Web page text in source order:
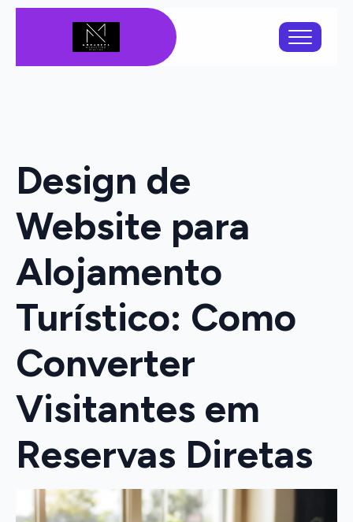
Design de
Website para
Alojamento
Turístico: Como
Converter
Visitantes em
Reservas Diretas